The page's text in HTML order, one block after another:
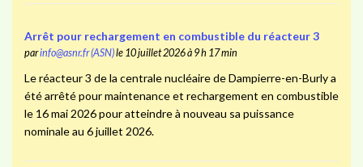
Arrêt pour rechargement en combustible du réacteur 3
parinfo@asnr.fr (ASN)le 10 juillet 2026 à 9 h 17 min
Le réacteur 3 de la centrale nucléaire de Dampierre-en-Burly a
été arrêté pour maintenance et rechargement en combustible
le 16 mai 2026 pour atteindre à nouveau sa puissance
nominale au 6 juillet 2026.